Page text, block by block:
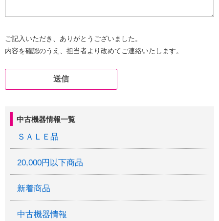
中古機器情報一覧
ＳＡＬＥ品
20,000円以下商品
新着商品
中古機器情報
ご記入いただき、ありがとうございました。
内容を確認のうえ、担当者より改めてご連絡いたします。